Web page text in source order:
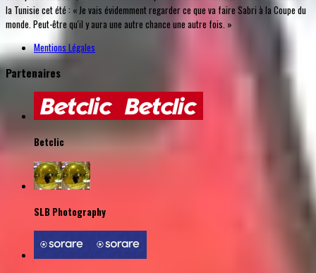
la Tunisie cet été : « Je vais évidemment regarder ce que va faire Sabri à la Coupe du
monde. Peut-être qu'il y aura une autre chance une autre fois. »
Mentions Légales
Partenaires
Betclic
SLB Photography